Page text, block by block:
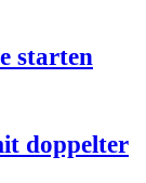
star­ten
dop­pel­ter